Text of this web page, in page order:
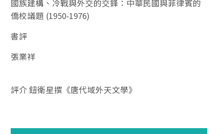
國族建構、冷戰與外交的交鋒：中華民國與菲律賓的
僑校議題 (1950-1976)
書評
張業祥
評介 鈕衛星撰《唐代域外天文學》